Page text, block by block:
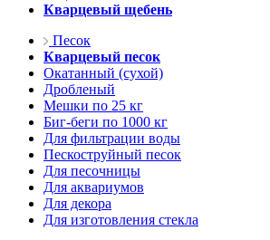
Кварцевый щебень
Песок
Кварцевый песок
Окатанный (сухой)
Дробленый
Мешки по 25 кг
Биг-беги по 1000 кг
Для фильтрации воды
Пескоструйный песок
Для песочницы
Для аквариумов
Для декора
Для изготовления стекла